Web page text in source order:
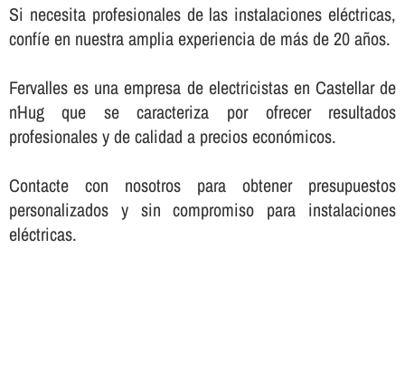
Si necesita profesionales de las instalaciones eléctricas,
confí­e en nuestra amplia experiencia de más de 20 años.
Fervalles es una empresa de electricistas en Castellar de
n´Hug que se caracteriza por ofrecer resultados
profesionales y de calidad a precios económicos.
Contacte con nosotros para obtener presupuestos
personalizados y sin compromiso para instalaciones
eléctricas.